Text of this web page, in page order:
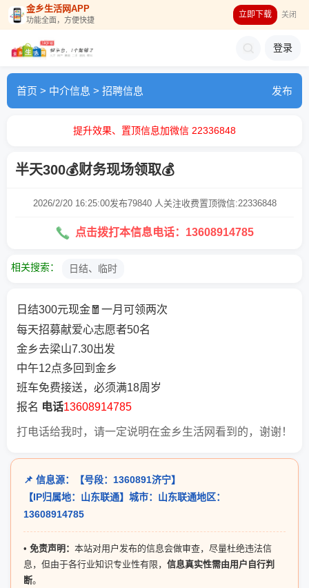
金乡生活网APP
功能全面，方便快捷
立即下载 关闭
登录
首页 > 中介信息 > 招聘信息 发布
提升效果、置顶信息加微信 22336848
半天300💰财务现场领取💰
2026/2/20 16:25:00发布79840 人关注收费置顶微信:22336848
点击拨打本信息电话：13608914785
相关搜索： 日结、临时
日结300元现金🧧一月可领两次
每天招募献爱心志愿者50名
金乡去梁山7.30出发
中午12点多回到金乡
班车免费接送，必须满18周岁
报名 电话13608914785
打电话给我时，请一定说明在金乡生活网看到的，谢谢！
📌 信息源：【号段：1360891济宁】
【IP归属地：山东联通】城市：山东联通地区：
13608914785
• 免责声明： 本站对用户发布的信息会做审查，尽量杜绝违法信
息，但由于各行业知识专业性有限， 信息真实性需由用户自行判
断。